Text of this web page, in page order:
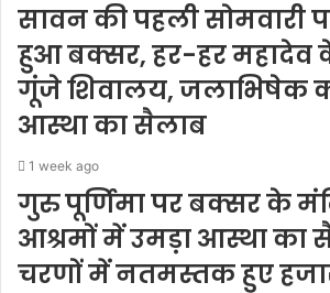
सावन की पहली सोमवारी
हुआ बक्सर, हर-हर महादेव
गूंजे शिवालय, जलाभिषेक
आस्था का सैलाब
1 week ago
गुरु पूर्णिमा पर बक्सर के
आश्रमों में उमड़ा आस्था का
चरणों में नतमस्तक हुए